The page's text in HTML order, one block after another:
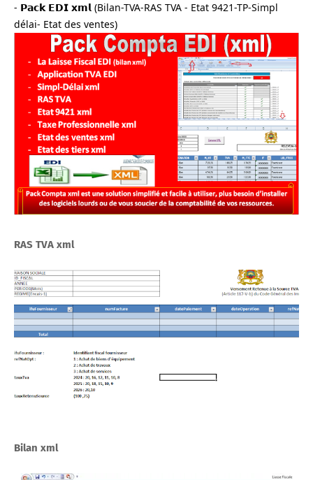
- 𝗣𝗮𝗰𝗸 𝗘𝗗𝗜 𝘅𝗺𝗹 (Bilan-TVA-RAS TVA - Etat 9421-TP-Simpl
délai- Etat des ventes)
RAS TVA xml
Bilan xml